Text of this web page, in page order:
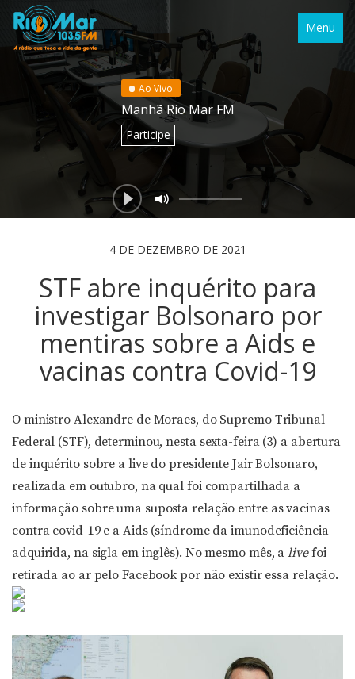
Menu
Ao Vivo
Manhã Rio Mar FM
Participe
4 DE DEZEMBRO DE 2021
STF abre inquérito para
investigar Bolsonaro por
mentiras sobre a Aids e
vacinas contra Covid-19
O ministro Alexandre de Moraes, do Supremo Tribunal
Federal (STF), determinou, nesta sexta-feira (3) a abertura
de inquérito sobre a live do presidente Jair Bolsonaro,
realizada em outubro, na qual foi compartilhada a
informação sobre uma suposta relação entre as vacinas
contra covid-19 e a Aids (síndrome da imunodeficiência
adquirida, na sigla em inglês). No mesmo mês, alivefoi
retirada ao ar pelo Facebook por não existir essa relação.